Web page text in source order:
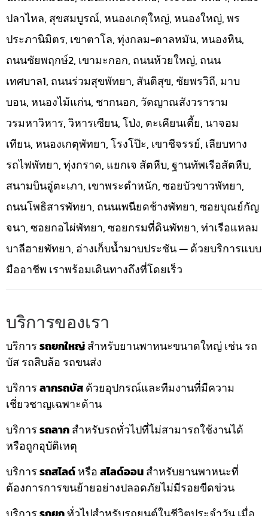
ปลาไหล, สุขสมบูรณ์, หนองเกตุใหญ่, หนองใหญ่, พร
ประภานิมิตร, เขาตาโล, ทุ่งกลม-ตาลหมัน, หนองหิน,
ถนนชัยพฤกษ์2, เขามะกอก, ถนนห้วยใหญ่, ถนน
เทศบาล1, ถนนร่วมสุขพัทยา, สันติสุข, ชัยพรวิถี, มาบ
บอน, หนองไม้แก่น, ชากนอก, วัดญาณสังวราราม
วรมหาวิหาร, วิหารเซียน, โป่ง, ตะเคียนเตี้ย, นาจอม
เทียน, หนองเกตุพัทยา, โรงโป๊ะ, เขาชีจรรย์, เลียบทาง
รถไฟพัทยา, ทุ่งกราด, แยกเจ สัตหีบ, ฐานทัพเรือสัตหีบ,
สนามบินอู่ตะเภา, เขาพระตำหนัก, ซอยบัวขาวพัทยา,
ถนนโพธิสารพัทยา, ถนนเพนียดช้างพัทยา, ซอยบุณย์กัญ
จนา, ซอยกอไผ่พัทยา, ซอยกรมที่ดินพัทยา, ท่าเรือแหลม
บาลีฮายพัทยา, อ่างเก็บน้ำมาบประชัน — ด้วยบริการแบบ
มืออาชีพ เราพร้อมเดินทางถึงที่โดยเร็ว
บริการของเรา
บริการรถยกใหญ่สำหรับยานพาหนะขนาดใหญ่ เช่น รถ
บัส รถสิบล้อ รถขนส่ง
บริการลากรถบัสด้วยอุปกรณ์และทีมงานที่มีความ
เชี่ยวชาญเฉพาะด้าน
บริการรถลากสำหรับรถทั่วไปที่ไม่สามารถใช้งานได้
หรือถูกอุบัติเหตุ
บริการรถสไลด์หรือสไลด์ออนสำหรับยานพาหนะที่
ต้องการการขนย้ายอย่างปลอดภัยไม่มีรอยขีดข่วน